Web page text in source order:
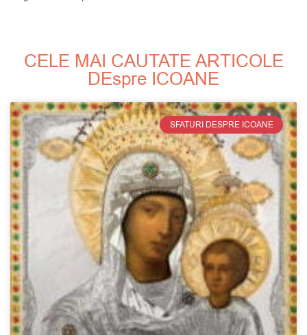
CELE MAI CAUTATE ARTICOLE
DEspre ICOANE
SFATURI DESPRE ICOANE